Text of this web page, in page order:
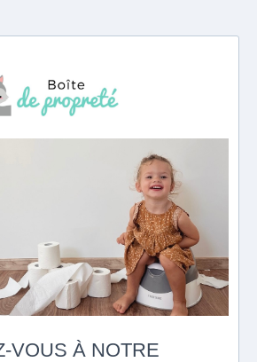
VOUS À NOTRE